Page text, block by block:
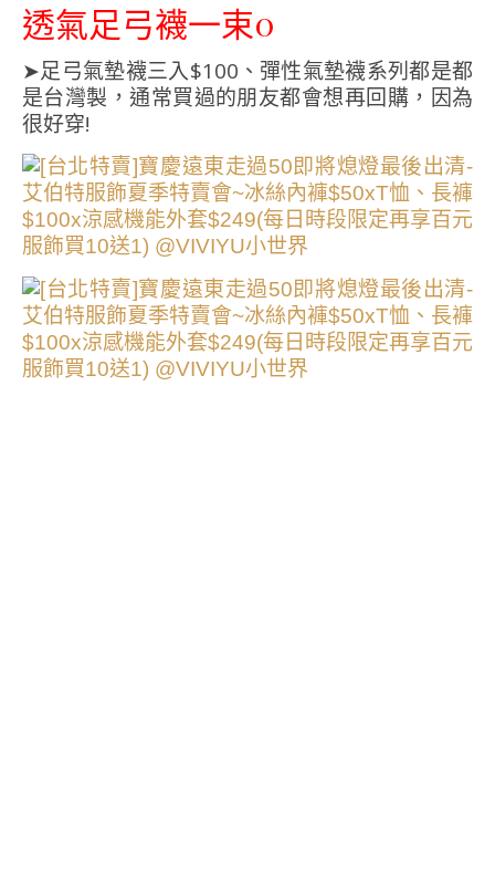
透氣足弓襪一束0
➤足弓氣墊襪三入$100、彈性氣墊襪系列都是都
是台灣製，通常買過的朋友都會想再回購，因為
很好穿!